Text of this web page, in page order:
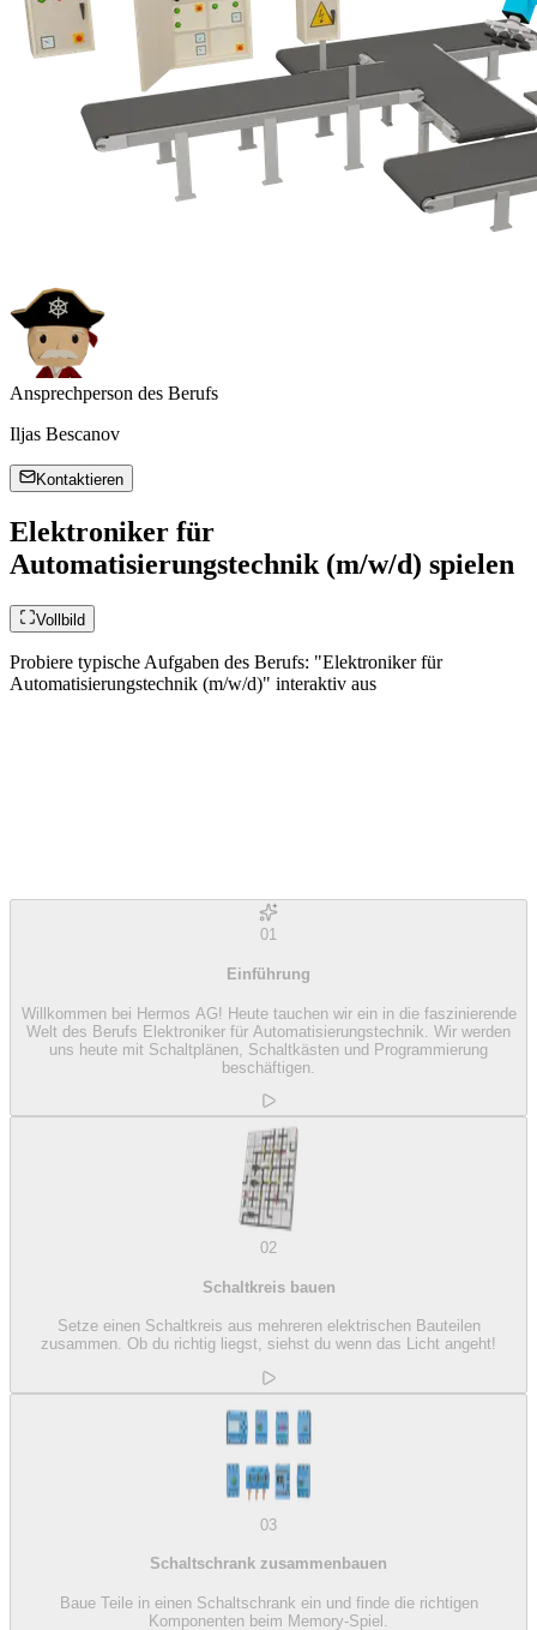
Ansprechperson des Berufs
Iljas Bescanov
Kontaktieren
Elektroniker für
Automatisierungstechnik (m/w/d) spielen
Vollbild
Probiere typische Aufgaben des Berufs: "Elektroniker für
Automatisierungstechnik (m/w/d)" interaktiv aus
01
Einführung
Willkommen bei Hermos AG! Heute tauchen wir ein in die faszinierende
Welt des Berufs Elektroniker für Automatisierungstechnik. Wir werden
uns heute mit Schaltplänen, Schaltkästen und Programmierung
beschäftigen.
02
Schaltkreis bauen
Setze einen Schaltkreis aus mehreren elektrischen Bauteilen
zusammen. Ob du richtig liegst, siehst du wenn das Licht angeht!
03
Schaltschrank zusammenbauen
Baue Teile in einen Schaltschrank ein und finde die richtigen
Komponenten beim Memory-Spiel.